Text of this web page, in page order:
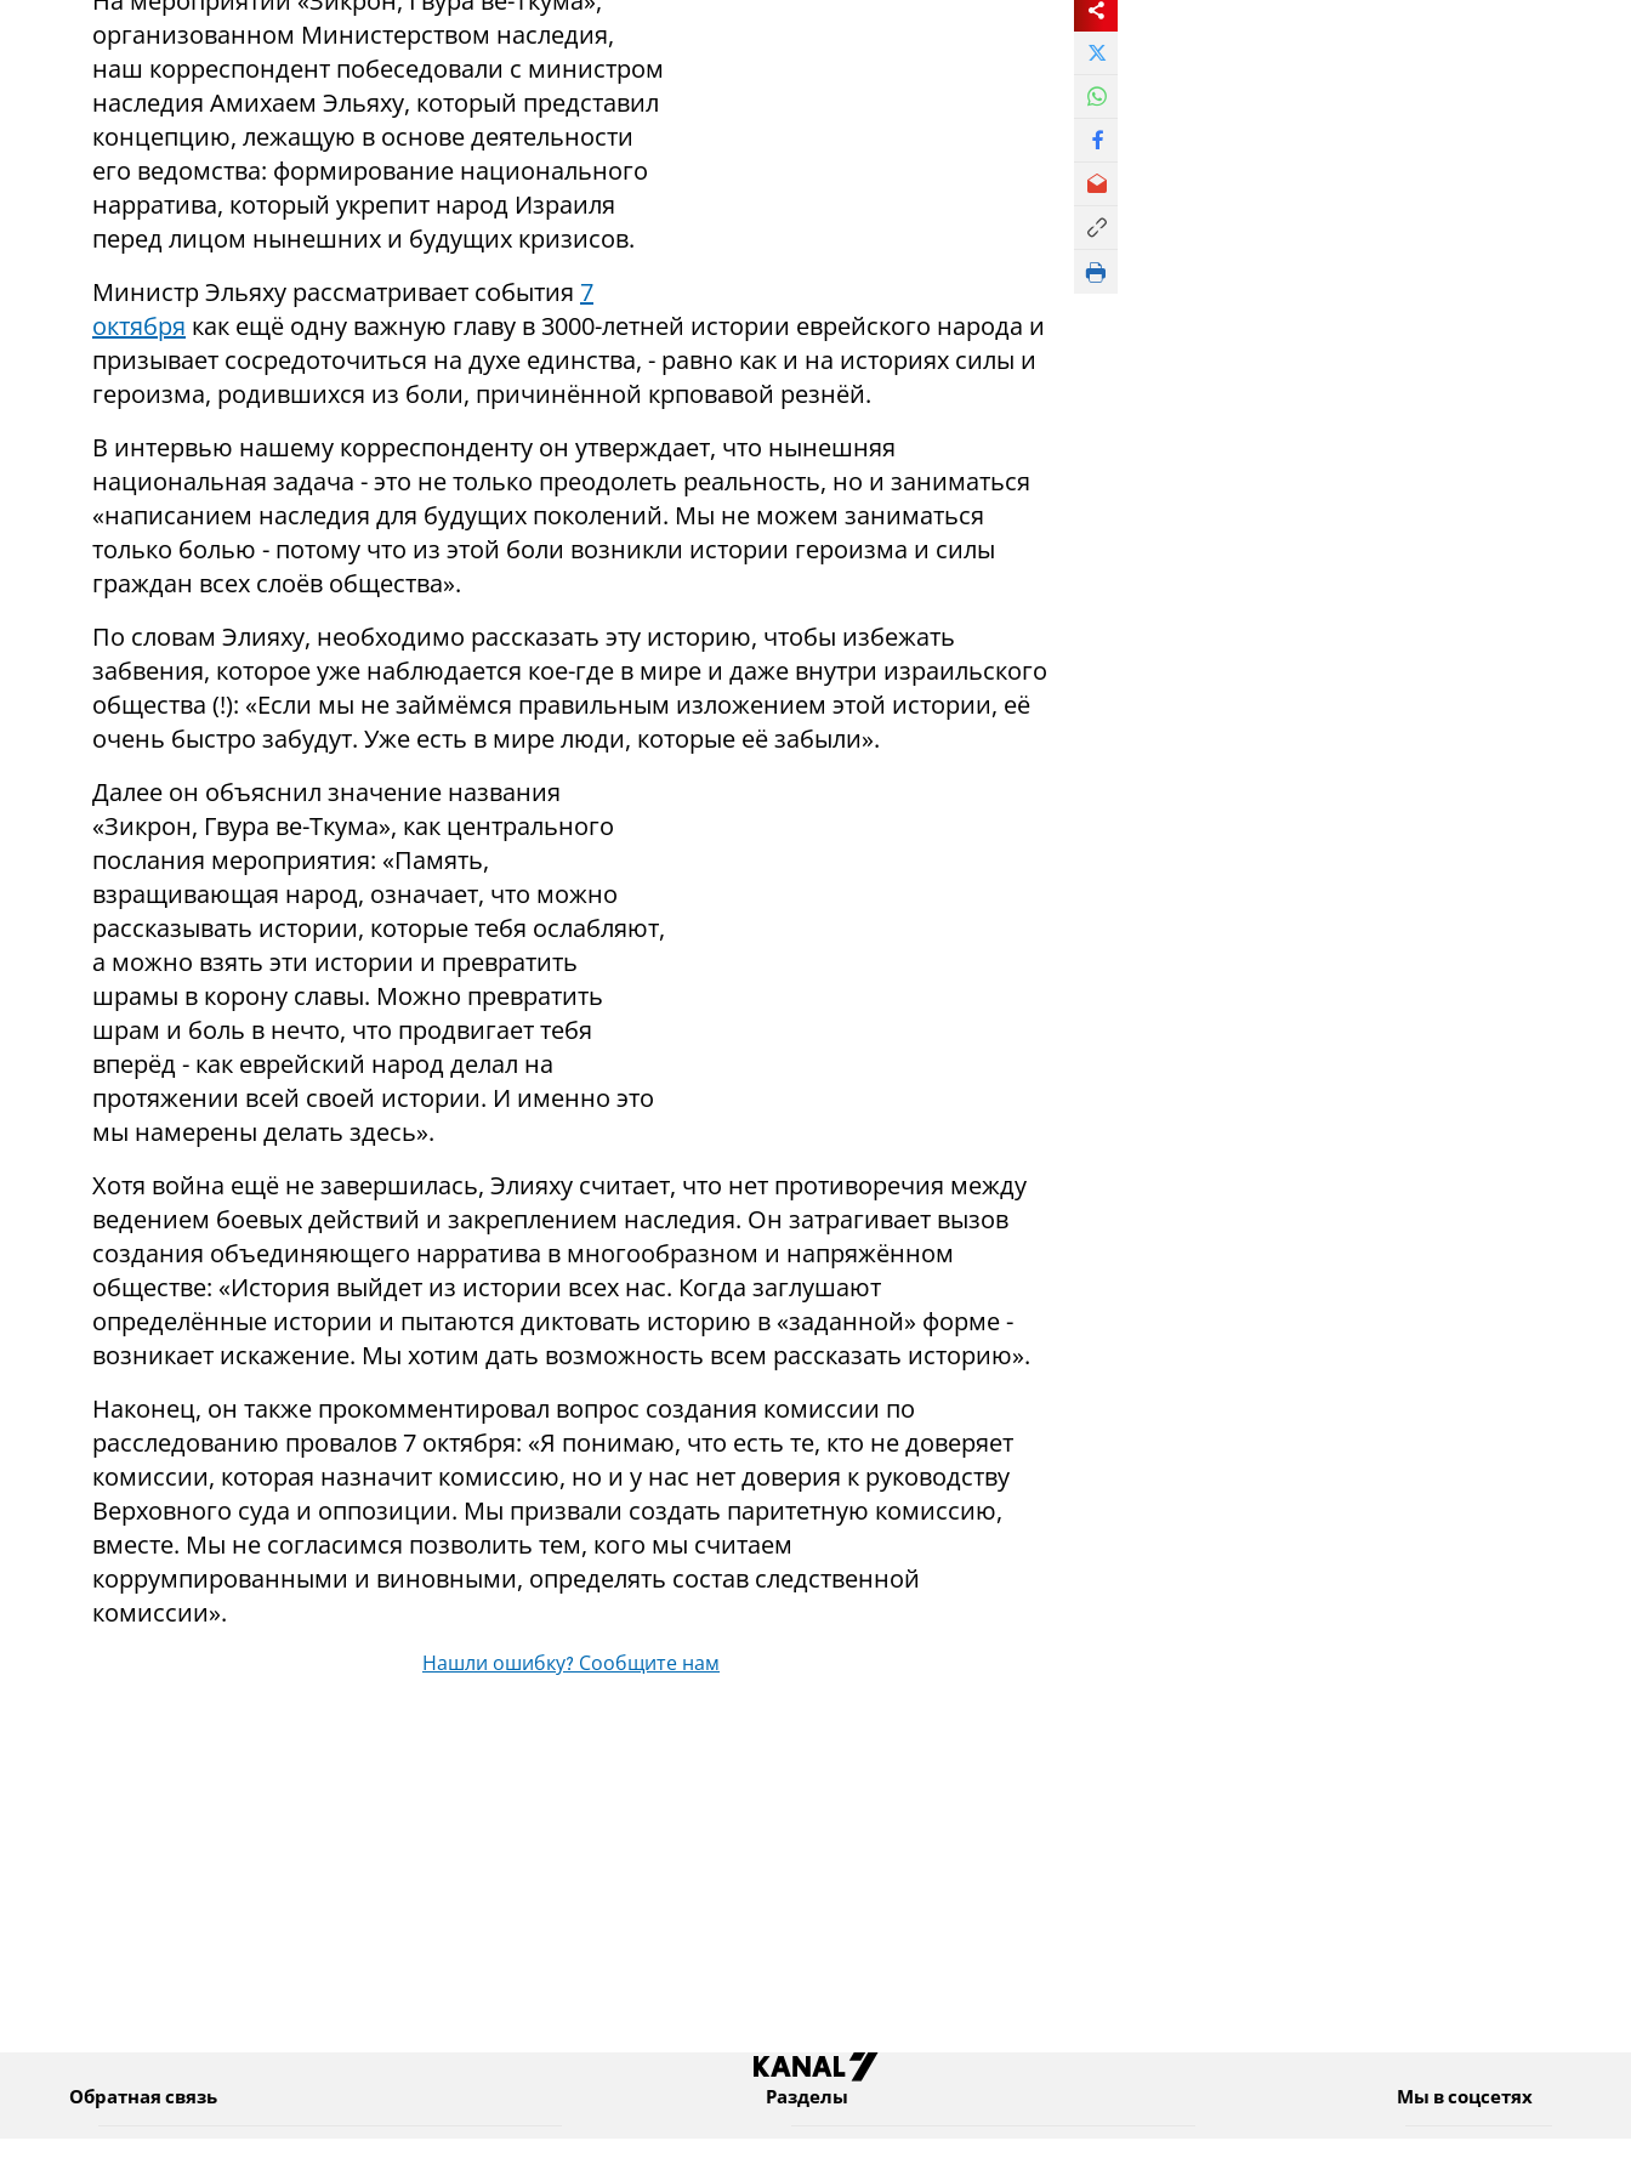
организованном Министерством наследия,
наш корреспондент побеседовали с министром
наследия Амихаем Эльяху, который представил
концепцию, лежащую в основе деятельности
его ведомства: формирование национального
нарратива, который укрепит народ Израиля
перед лицом нынешних и будущих кризисов.
Министр Эльяху рассматривает события 7
октября как ещё одну важную главу в 3000-летней истории еврейского народа и
призывает сосредоточиться на духе единства, - равно как и на историях силы и
героизма, родившихся из боли, причинённой крповавой резнёй.
В интервью нашему корреспонденту он утверждает, что нынешняя
национальная задача - это не только преодолеть реальность, но и заниматься
«написанием наследия для будущих поколений. Мы не можем заниматься
только болью - потому что из этой боли возникли истории героизма и силы
граждан всех слоёв общества».
По словам Элияху, необходимо рассказать эту историю, чтобы избежать
забвения, которое уже наблюдается кое-где в мире и даже внутри израильского
общества (!): «Если мы не займёмся правильным изложением этой истории, её
очень быстро забудут. Уже есть в мире люди, которые её забыли».
Далее он объяснил значение названия
«Зикрон, Гвура ве-Ткума», как центрального
послания мероприятия: «Память,
взращивающая народ, означает, что можно
рассказывать истории, которые тебя ослабляют,
а можно взять эти истории и превратить
шрамы в корону славы. Можно превратить
шрам и боль в нечто, что продвигает тебя
вперёд - как еврейский народ делал на
протяжении всей своей истории. И именно это
мы намерены делать здесь».
Хотя война ещё не завершилась, Элияху считает, что нет противоречия между
ведением боевых действий и закреплением наследия. Он затрагивает вызов
создания объединяющего нарратива в многообразном и напряжённом
обществе: «История выйдет из истории всех нас. Когда заглушают
определённые истории и пытаются диктовать историю в «заданной» форме -
возникает искажение. Мы хотим дать возможность всем рассказать историю».
Наконец, он также прокомментировал вопрос создания комиссии по
расследованию провалов 7 октября: «Я понимаю, что есть те, кто не доверяет
комиссии, которая назначит комиссию, но и у нас нет доверия к руководству
Верховного суда и оппозиции. Мы призвали создать паритетную комиссию,
вместе. Мы не согласимся позволить тем, кого мы считаем
коррумпированными и виновными, определять состав следственной
комиссии».
Нашли ошибку? Сообщите нам
Обратная связь Разделы Мы в соцсетях